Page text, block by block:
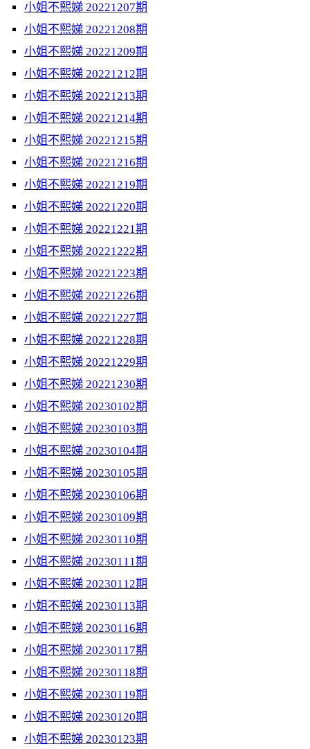
小姐不熙娣 20221207期
小姐不熙娣 20221208期
小姐不熙娣 20221209期
小姐不熙娣 20221212期
小姐不熙娣 20221213期
小姐不熙娣 20221214期
小姐不熙娣 20221215期
小姐不熙娣 20221216期
小姐不熙娣 20221219期
小姐不熙娣 20221220期
小姐不熙娣 20221221期
小姐不熙娣 20221222期
小姐不熙娣 20221223期
小姐不熙娣 20221226期
小姐不熙娣 20221227期
小姐不熙娣 20221228期
小姐不熙娣 20221229期
小姐不熙娣 20221230期
小姐不熙娣 20230102期
小姐不熙娣 20230103期
小姐不熙娣 20230104期
小姐不熙娣 20230105期
小姐不熙娣 20230106期
小姐不熙娣 20230109期
小姐不熙娣 20230110期
小姐不熙娣 20230111期
小姐不熙娣 20230112期
小姐不熙娣 20230113期
小姐不熙娣 20230116期
小姐不熙娣 20230117期
小姐不熙娣 20230118期
小姐不熙娣 20230119期
小姐不熙娣 20230120期
小姐不熙娣 20230123期